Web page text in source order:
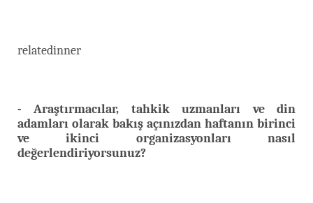
relatedinner
- Araştırmacılar, tahkik uzmanları ve din
adamları olarak bakış açınızdan haftanın birinci
ve ikinci organizasyonları nasıl
değerlendiriyorsunuz?